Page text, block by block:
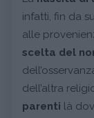
infatti, fin da
alle
scelta del
dell’altra
parenti là